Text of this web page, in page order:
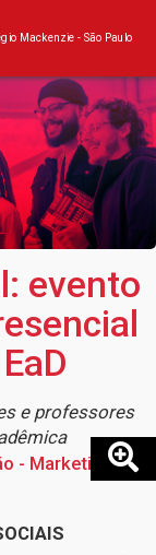
Mackenzie - São Paulo
evento
e professores
- Marketing